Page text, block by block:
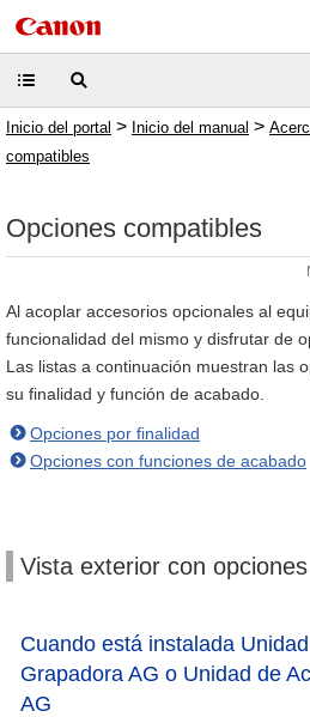
Inicio del portal > Inicio del manual >
compatibles
Opciones compatibles
Al acoplar accesorios opcionales al
funcionalidad del mismo y disfrutar de
Las listas a continuación muestran las
su finalidad y función de acabado.
Opciones por finalidad
Opciones con funciones de acabado
Vista exterior con
Cuando está instalada
Grapadora AG o Unidad de
AG